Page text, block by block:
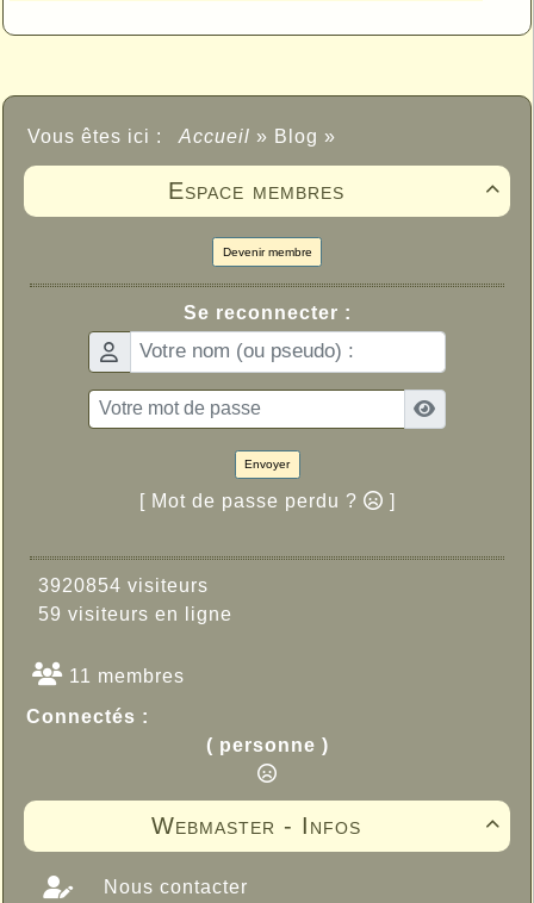
Vous êtes ici : Accueil » Blog »

Espace membres
Devenir membre
Se reconnecter :
Envoyer
[ Mot de passe perdu ? ]
3920854 visiteurs
59 visiteurs en ligne
11 membres
Connectés :
( personne )

Webmaster - Infos
Nous contacter